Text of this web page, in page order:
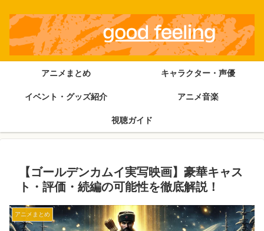
アニメまとめ キャラクター・声優
イベント・グッズ紹介 アニメ音楽
視聴ガイド
【ゴールデンカムイ実写映画】豪華キャス
ト・評価・続編の可能性を徹底解説！
アニメまとめ